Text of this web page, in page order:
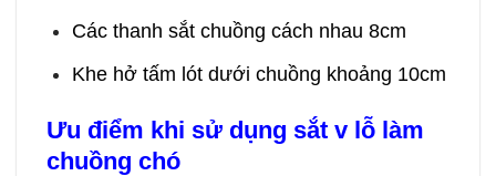
Các thanh sắt chuồng cách nhau 8cm
Khe hở tấm lót dưới chuồng khoảng 10cm
Ưu điểm khi sử dụng sắt v lỗ làm
chuồng chó